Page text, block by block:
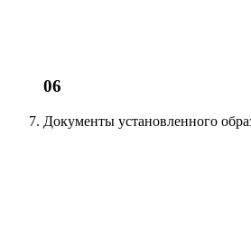
06
Документы установленного